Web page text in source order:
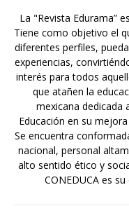
La "Revista Edurama”
Tiene como objetivo el
diferentes perfiles,
experiencias,
interés para todos
que atañen la
mexicana dedicada
Educación en su
Se encuentra
nacional, personal
alto sentido ético y
CONEDUCA es